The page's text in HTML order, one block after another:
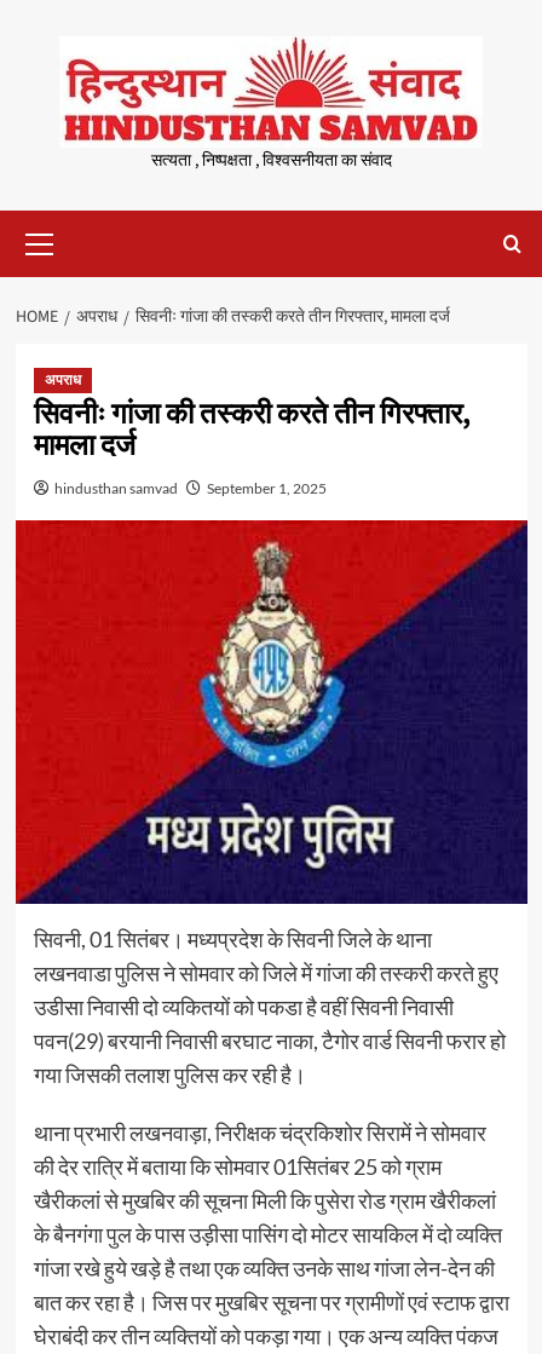
content
सत्यता , निष्पक्षता , विश्वसनीयता का संवाद
Menu
HOME अपराध सिवनीः गांजा की तस्करी करते तीन गिरफ्तार, मामला दर्ज
अपराध
सिवनीः गांजा की तस्करी करते तीन गिरफ्तार,
मामला दर्ज
hindusthan samvad September 1, 2025
सिवनी, 01 सितंबर। मध्यप्रदेश के सिवनी जिले के थाना
लखनवाडा पुलिस ने सोमवार को जिले में गांजा की तस्करी करते हुए
उडीसा निवासी दो व्यकितयों को पकडा है वहीं सिवनी निवासी
पवन(29) बरयानी निवासी बरघाट नाका, टैगोर वार्ड सिवनी फरार हो
गया जिसकी तलाश पुलिस कर रही है।
थाना प्रभारी लखनवाड़ा, निरीक्षक चंद्रकिशोर सिरामें ने सोमवार
की देर रात्रि में बताया कि सोमवार 01सितंबर 25 को ग्राम
खैरीकलां से मुखबिर की सूचना मिली कि पुसेरा रोड ग्राम खैरीकलां
के बैनगंगा पुल के पास उड़ीसा पासिंग दो मोटर सायकिल में दो व्यक्ति
गांजा रखे हुये खड़े है तथा एक व्यक्ति उनके साथ गांजा लेन-देन की
बात कर रहा है। जिस पर मुखबिर सूचना पर ग्रामीणों एवं स्टाफ द्वारा
घेराबंदी कर तीन व्यक्तियों को पकड़ा गया। एक अन्य व्यक्ति पंकज